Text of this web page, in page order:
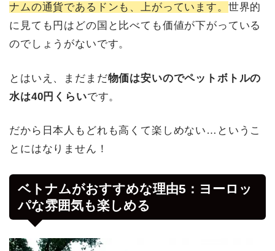
ナムの通貨であるドンも、上がっています。 世界的
に見ても円はどの国と比べても価値が下がっている
のでしょうがないです。
とはいえ、まだまだ物価は安いのでペットボトルの
水は40円くらいです。
だから日本人もどれも高くて楽しめない…というこ
とにはなりません！
ベトナムがおすすめな理由5：ヨーロッ
パな雰囲気も楽しめる